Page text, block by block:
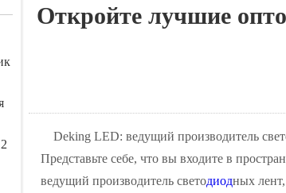
Откройте лучшие
Deking LED: ведущий производитель
Представьте себе, что вы входите в
ведущий производитель светодиодных